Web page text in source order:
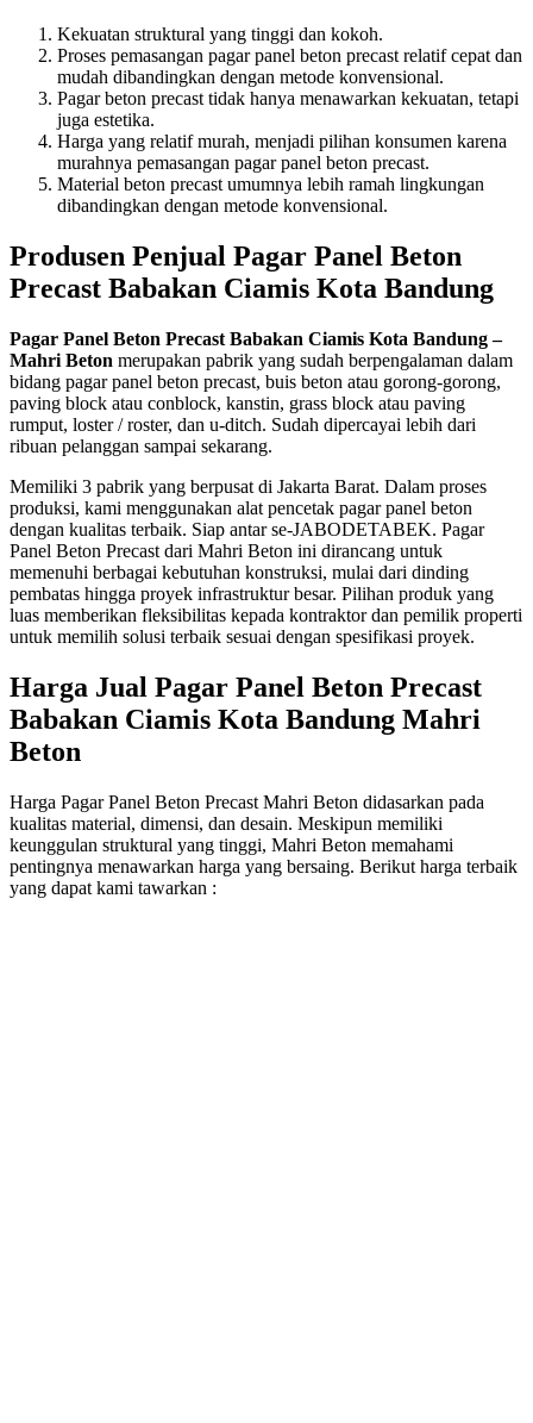
Kekuatan struktural yang tinggi dan kokoh.
Proses pemasangan pagar panel beton precast relatif cepat dan
mudah dibandingkan dengan metode konvensional.
Pagar beton precast tidak hanya menawarkan kekuatan, tetapi
juga estetika.
Harga yang relatif murah, menjadi pilihan konsumen karena
murahnya pemasangan pagar panel beton precast.
Material beton precast umumnya lebih ramah lingkungan
dibandingkan dengan metode konvensional.
Produsen Penjual Pagar Panel Beton
Precast Babakan Ciamis Kota Bandung
Pagar Panel Beton Precast Babakan Ciamis Kota Bandung –
Mahri Beton merupakan pabrik yang sudah berpengalaman dalam
bidang pagar panel beton precast, buis beton atau gorong-gorong,
paving block atau conblock, kanstin, grass block atau paving
rumput, loster / roster, dan u-ditch. Sudah dipercayai lebih dari
ribuan pelanggan sampai sekarang.
Memiliki 3 pabrik yang berpusat di Jakarta Barat. Dalam proses
produksi, kami menggunakan alat pencetak pagar panel beton
dengan kualitas terbaik. Siap antar se-JABODETABEK. Pagar
Panel Beton Precast dari Mahri Beton ini dirancang untuk
memenuhi berbagai kebutuhan konstruksi, mulai dari dinding
pembatas hingga proyek infrastruktur besar. Pilihan produk yang
luas memberikan fleksibilitas kepada kontraktor dan pemilik properti
untuk memilih solusi terbaik sesuai dengan spesifikasi proyek.
Harga Jual Pagar Panel Beton Precast
Babakan Ciamis Kota Bandung Mahri
Beton
Harga Pagar Panel Beton Precast Mahri Beton didasarkan pada
kualitas material, dimensi, dan desain. Meskipun memiliki
keunggulan struktural yang tinggi, Mahri Beton memahami
pentingnya menawarkan harga yang bersaing. Berikut harga terbaik
yang dapat kami tawarkan :